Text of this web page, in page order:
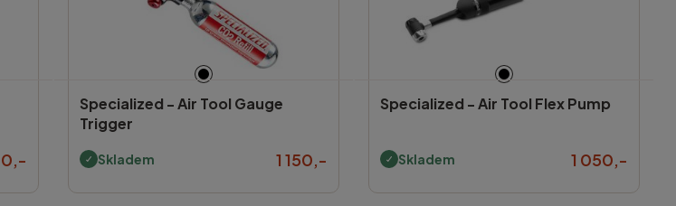
Specialized -Air Tool Gauge
Trigger
Skladem 1 150,-
Specialized -Air Tool Flex Pump
Skladem 1 050,-